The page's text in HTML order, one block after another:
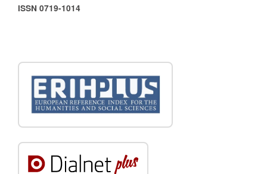
ISSN 0719-1014